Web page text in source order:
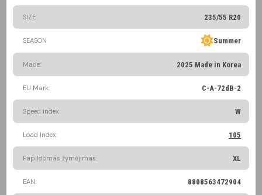
SIZE 235/55 R20
SEASON Summer
Made: 2025 Made in Korea
EU Mark: C-A-72dB-2
Speed index: W
Load Index: 105
Papildomas žymėjimas: XL
EAN: 8808563472904